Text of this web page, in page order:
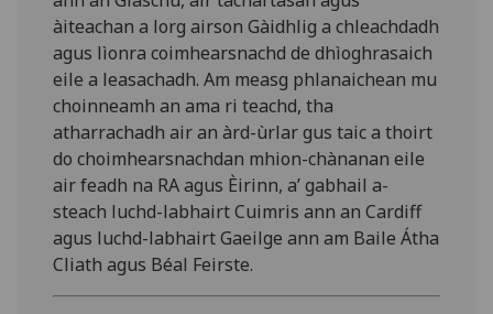
àiteachan a lorg airson Gàidhlig a chleachdadh
agus lìonra coimhearsnachd de dhìoghrasaich
eile a leasachadh. Am measg phlanaichean mu
choinneamh an ama ri teachd, tha
atharrachadh air an àrd-ùrlar gus taic a thoirt
do choimhearsnachdan mhion-chànanan eile
air feadh na RA agus Èirinn, a’ gabhail a-
steach luchd-labhairt Cuimris ann an Cardiff
agus luchd-labhairt Gaeilge ann am Baile Átha
Cliath agus Béal Feirste.